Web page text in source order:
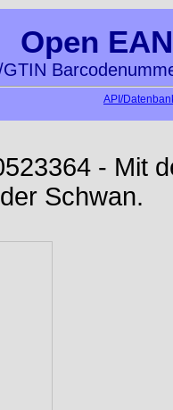
Open
GTIN
API/
- Mit
Schwan.